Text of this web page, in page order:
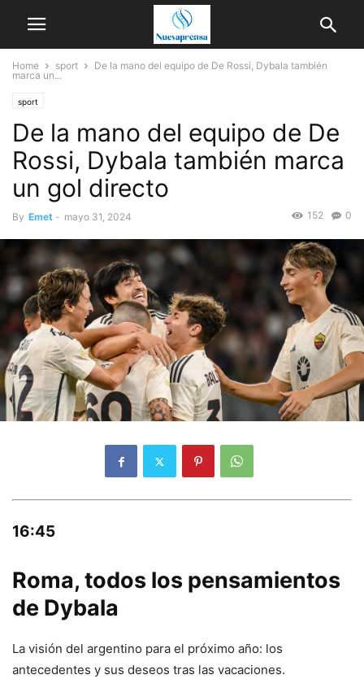
Home sport
De la mano del equipo de De Rossi, Dybala también
marca un...
sport
De la mano del equipo de De
Rossi, Dybala también marca
un gol directo
By Emet - mayo 31, 2024 0
152
16:45
Roma, todos los pensamientos
de Dybala
La visión del argentino para el próximo año: los
antecedentes y sus deseos tras las vacaciones.